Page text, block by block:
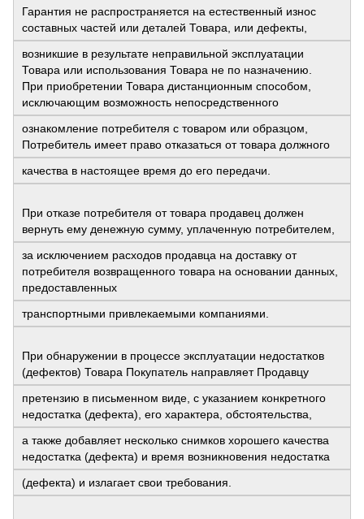
Гарантия не распространяется на естественный износ
составных частей или деталей Товара, или дефекты,
возникшие в результате неправильной эксплуатации
Товара или использования Товара не по назначению.
При приобретении Товара дистанционным способом,
исключающим возможность непосредственного
ознакомление потребителя с товаром или образцом,
Потребитель имеет право отказаться от товара должного
качества в настоящее время до его передачи.
При отказе потребителя от товара продавец должен
вернуть ему денежную сумму, уплаченную потребителем,
за исключением расходов продавца на доставку от
потребителя возвращенного товара на основании данных,
предоставленных
транспортными привлекаемыми компаниями.
При обнаружении в процессе эксплуатации недостатков
(дефектов) Товара Покупатель направляет Продавцу
претензию в письменном виде, с указанием конкретного
недостатка (дефекта), его характера, обстоятельства,
а также добавляет несколько снимков хорошего качества
недостатка (дефекта) и время возникновения недостатка
(дефекта) и излагает свои требования.